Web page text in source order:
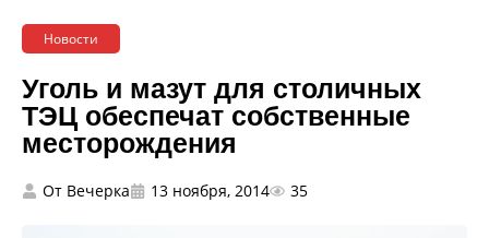
Новости
Уголь и мазут для столичных
ТЭЦ обеспечат собственные
месторождения
От Вечерка 13 ноября, 2014 35